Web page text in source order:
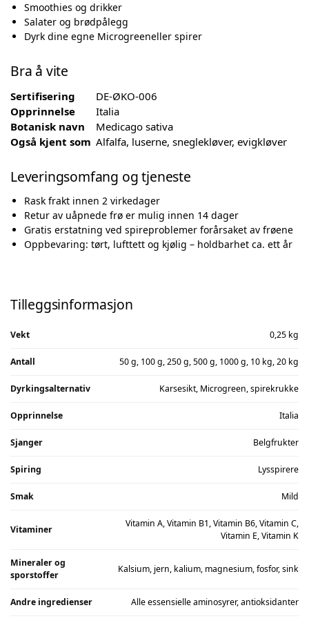
Smoothies og drikker
Salater og brødpålegg
Dyrk dine egne Microgreeneller spirer
Bra å vite
Sertifisering
DE-ØKO-006
Opprinnelse
Italia
Botanisk navn
Medicago sativa
Også kjent som Alfalfa, luserne, sneglekløver, evigkløver
Leveringsomfang og tjeneste
Rask frakt innen 2 virkedager
Retur av uåpnede frø er mulig innen 14 dager
Gratis erstatning ved spireproblemer forårsaket av frøene
Oppbevaring: tørt, lufttett og kjølig – holdbarhet ca. ett år
Tilleggsinformasjon
Vekt 0,25 kg
Antall 50 g, 100 g, 250 g, 500 g, 1000 g, 10 kg, 20 kg
Dyrkingsalternativ Karsesikt, Microgreen, spirekrukke
Opprinnelse Italia
Sjanger Belgfrukter
Spiring Lysspirere
Smak Mild
Vitaminer
Vitamin A, Vitamin B1, Vitamin B6, Vitamin C,
Vitamin E, Vitamin K
Mineraler og
sporstoffer
Kalsium, jern, kalium, magnesium, fosfor, sink
Andre ingredienser Alle essensielle aminosyrer, antioksidanter